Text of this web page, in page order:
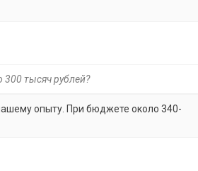
300 тысяч рублей?
опыту. При бюджете около 340-